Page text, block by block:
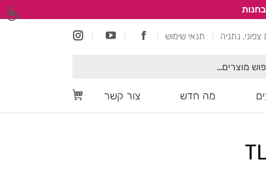
תנאי שימוש
מה חדש צור קשר